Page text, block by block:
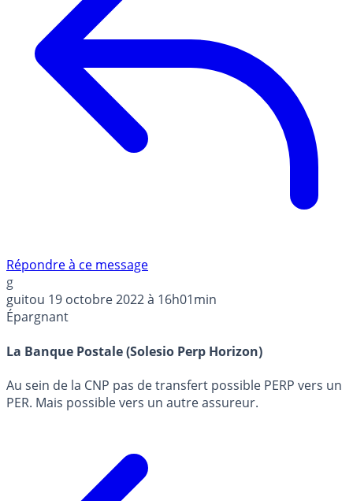
Répondre à ce message
g
guitou 19 octobre 2022 à 16h01min
Épargnant
La Banque Postale (Solesio Perp Horizon)
Au sein de la CNP pas de transfert possible PERP vers un
PER. Mais possible vers un autre assureur.